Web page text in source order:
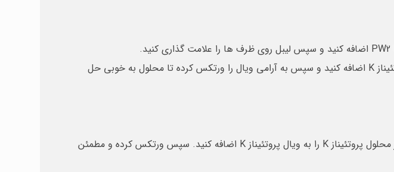
O را به ویال حاوی پروتئیناز K اضافه کنید و سپس به آرامی ویال را ورتکس کرده تا محلول به خوبی حل
ویال پروتئیناز K را در دمای -20°C نگهداری کنید. قبل از اولین استفاده حجم مورد نیاز محلول پروتئیناز K را به ویال پروتئیناز K اضافه کنید. سپس ورتکس کرده و مطمئن